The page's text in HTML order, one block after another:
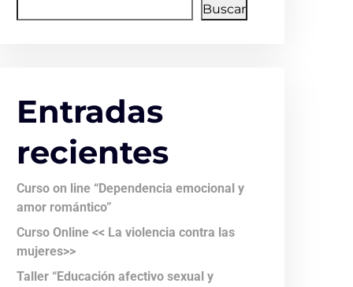
Buscar
Entradas
recientes
Curso on line “Dependencia emocional y
amor romántico”
Curso Online << La violencia contra las
mujeres>>
Taller “Educación afectivo sexual y